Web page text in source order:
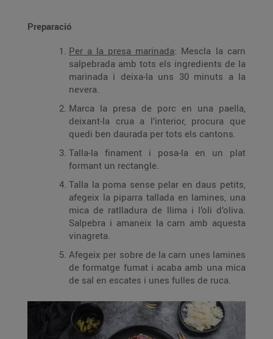
Preparació
Per a la presa marinada: Mescla la carn
salpebrada amb tots els ingredients de la
marinada i deixa-la uns 30 minuts a la
nevera.
Marca la presa de porc en una paella,
deixant-la crua a l’interior, procura que
quedi ben daurada per tots els cantons.
Talla-la finament i posa-la en un plat
formant un rectangle.
Talla la poma sense pelar en daus petits,
afegeix la piparra tallada en lamines, una
mica de ratlladura de llima i l’oli d’oliva.
Salpebra i amaneix la carn amb aquesta
vinagreta.
Afegeix per sobre de la carn unes lamines
de formatge fumat i acaba amb una mica
de sal en escates i unes fulles de ruca.